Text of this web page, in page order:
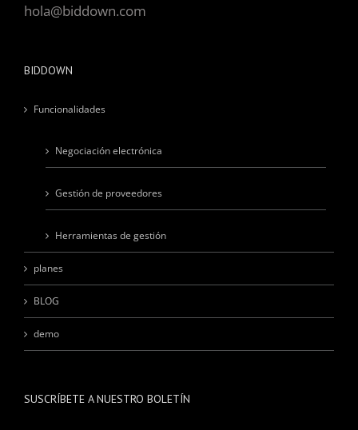
hola@biddown.com
BIDDOWN
Funcionalidades
Negociación electrónica
Gestión de proveedores
Herramientas de gestión
planes
BLOG
demo
SUSCRÍBETE A NUESTRO BOLETÍN